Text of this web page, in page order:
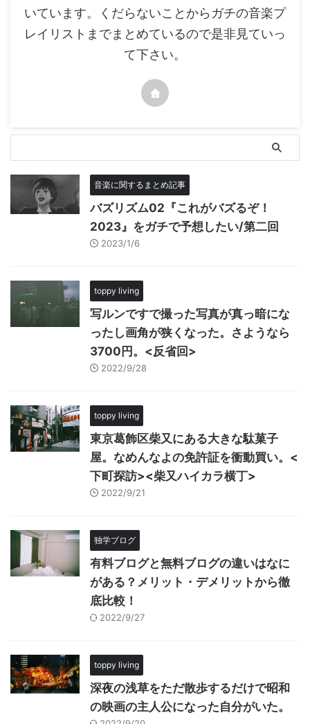
いています。くだらないことからガチの音楽プ
レイリストまでまとめているので是非見ていっ
て下さい。
音楽に関するまとめ記事
バズリズム02『これがバズるぞ！
2023』をガチで予想したい/第二回
2023/1/6
toppy living
写ルンですで撮った写真が真っ暗にな
ったし画角が狭くなった。さようなら
3700円。<反省回>
2022/9/28
toppy living
東京葛飾区柴又にある大きな駄菓子
屋。なめんなよの免許証を衝動買い。<
下町探訪><柴又ハイカラ横丁>
2022/9/21
独学ブログ
有料ブログと無料ブログの違いはなに
がある？メリット・デメリットから徹
底比較！
2022/9/27
toppy living
深夜の浅草をただ散歩するだけで昭和
の映画の主人公になった自分がいた。